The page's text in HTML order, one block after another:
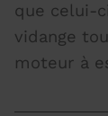
que celui-
vidange
moteur à